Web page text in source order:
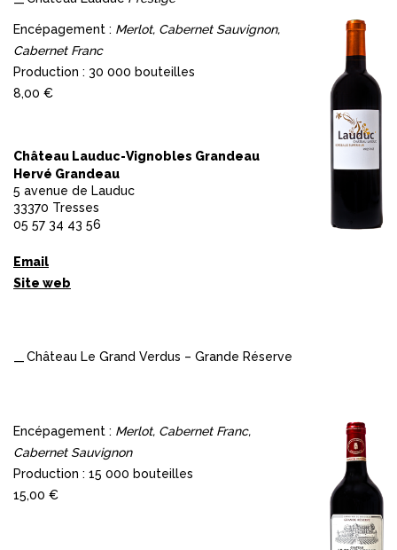
Encépagement : Merlot, Cabernet Sauvignon,
Cabernet Franc
Production : 30 000 bouteilles
8,00 €
Château Lauduc-Vignobles Grandeau
Hervé Grandeau
5 avenue de Lauduc
33370 Tresses
05 57 34 43 56
Email
Site web
Château Le Grand Verdus – Grande Réserve
Encépagement : Merlot, Cabernet Franc,
Cabernet Sauvignon
Production : 15 000 bouteilles
15,00 €